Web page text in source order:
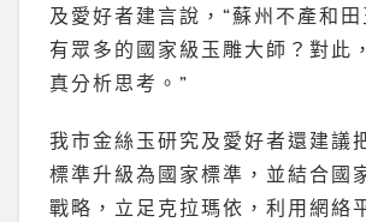
及愛好者建言說，“蘇州不產和
有眾多的國家級玉雕大師？對此
真分析思考。”
我市金絲玉研究及愛好者還建議
標準升級為國家標準，並結合國
戰略，立足克拉瑪依，利用網絡